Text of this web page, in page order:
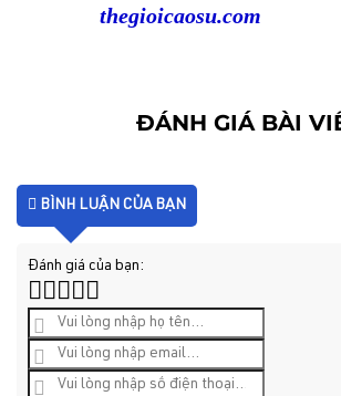
thegioicaosu.com
ĐÁNH GIÁ BÀI
BÌNH LUẬN CỦA BẠN
Đánh giá của bạn: